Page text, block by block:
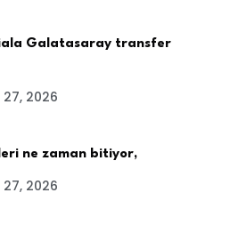
Galatasaray transfer
2026
ne zaman bitiyor,
2026